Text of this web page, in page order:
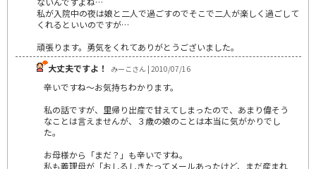
私が入院中の夜は娘と二人で過ごすのでそこで二人が楽しく過ごして
くれるといいのですが…
頑張ります。勇気をくれてありがとうございました。
大丈夫ですよ！
みーこさん | 2010/07/16
辛いですね～お気持ちわかります。
私の話ですが、里帰り出産で甘えてしまったので、あまり偉そう
なことは言えませんが、３歳の娘のことは本当に気がかりでし
た。
お母様から「まだ？」も辛いですね。
私も義理母が「おしるしきたってメールあったけど、まだ産まれ